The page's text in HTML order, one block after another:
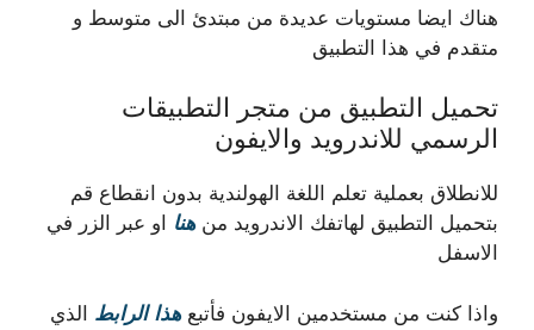
هناك ايضا مستويات عديدة من مبتدئ الى متوسط و
متقدم في هذا التطبيق
تحميل التطبيق من متجر التطبيقات
الرسمي للاندرويد والايفون
للانطلاق بعملية تعلم اللغة الهولندية بدون انقطاع قم
بتحميل التطبيق لهاتفك الاندرويد منهنا
او عبر الزر في
الاسفل
واذا كنت من مستخدمين الايفون فأتبعهذا الرابط الذي